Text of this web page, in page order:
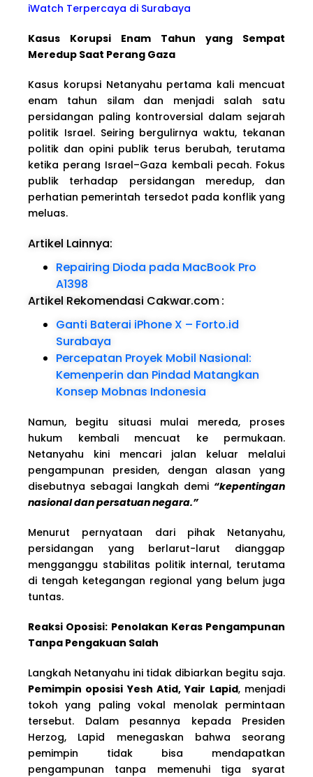
iWatch Terpercaya di Surabaya
Kasus Korupsi Enam Tahun yang Sempat
Meredup Saat Perang Gaza
Kasus korupsi Netanyahu pertama kali mencuat
enam tahun silam dan menjadi salah satu
persidangan paling kontroversial dalam sejarah
politik Israel. Seiring bergulirnya waktu, tekanan
politik dan opini publik terus berubah, terutama
ketika perang Israel–Gaza kembali pecah. Fokus
publik terhadap persidangan meredup, dan
perhatian pemerintah tersedot pada konflik yang
meluas.
Artikel Lainnya:
Repairing Dioda pada MacBook Pro
A1398
Artikel Rekomendasi Cakwar.com:
Ganti Baterai iPhone X – Forto.id
Surabaya
Percepatan Proyek Mobil Nasional:
Kemenperin dan Pindad Matangkan
Konsep Mobnas Indonesia
Namun, begitu situasi mulai mereda, proses
hukum kembali mencuat ke permukaan.
Netanyahu kini mencari jalan keluar melalui
pengampunan presiden, dengan alasan yang
disebutnya sebagai langkah demi “kepentingan
nasional dan persatuan negara.”
Menurut pernyataan dari pihak Netanyahu,
persidangan yang berlarut-larut dianggap
mengganggu stabilitas politik internal, terutama
di tengah ketegangan regional yang belum juga
tuntas.
Reaksi Oposisi: Penolakan Keras Pengampunan
Tanpa Pengakuan Salah
Langkah Netanyahu ini tidak dibiarkan begitu saja.
Pemimpin oposisi Yesh Atid, Yair Lapid, menjadi
tokoh yang paling vokal menolak permintaan
tersebut. Dalam pesannya kepada Presiden
Herzog, Lapid menegaskan bahwa seorang
pemimpin tidak bisa mendapatkan
pengampunan tanpa memenuhi tiga syarat